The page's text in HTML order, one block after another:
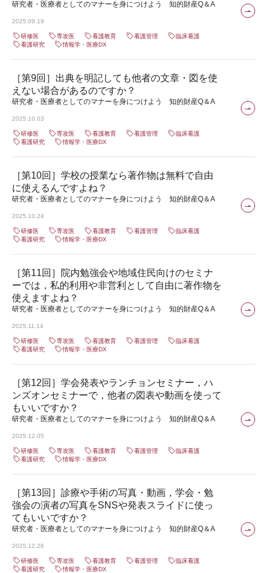
研究者・医療者としてのマナーを身につけよう 知的財産Q＆A
2025.09.19
研修医 専攻医 看護教育 看護管理
臨床看護
看護研究
情報学・医療DX
［第9回］出典を明記しても他者の文章・図を使
えない場合があるのですか？
研究者・医療者としてのマナーを身につけよう 知的財産Q＆A
2025.10.03
研修医 専攻医 看護教育 看護管理
臨床看護
看護研究
情報学・医療DX
［第10回］学校の授業なら著作物は無料で自由
に使えるんですよね？
研究者・医療者としてのマナーを身につけよう 知的財産Q＆A
2025.10.24
研修医 専攻医 看護教育 看護管理
臨床看護
看護研究
情報学・医療DX
［第11回］院内勉強会や地域住民向けのセミナ
ーでは，私的利用や非営利として自由に著作物を
使えますよね？
研究者・医療者としてのマナーを身につけよう 知的財産Q＆A
2025.11.14
研修医 専攻医 看護教育 看護管理
臨床看護
看護研究
情報学・医療DX
［第12回］学会発表やランチョンセミナー，ハ
ンズオンセミナーで，他者の図表や動画を使って
もいいですか？
研究者・医療者としてのマナーを身につけよう 知的財産Q＆A
2025.12.05
研修医 専攻医 看護教育 看護管理
臨床看護
看護研究
情報学・医療DX
［第13回］診療や手術の写真・動画，学会・勉
強会の演者の写真をSNSや発表スライドに使っ
てもいいですか？
研究者・医療者としてのマナーを身につけよう 知的財産Q＆A
2025.12.26
研修医 専攻医 看護教育 看護管理
臨床看護
看護研究
情報学・医療DX